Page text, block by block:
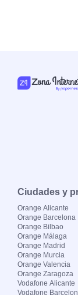
Ciudades y
Orange Alicante
Orange Barcelona
Orange Bilbao
Orange Málaga
Orange Madrid
Orange Murcia
Orange Valencia
Orange Zaragoza
Vodafone Alicante
Vodafone